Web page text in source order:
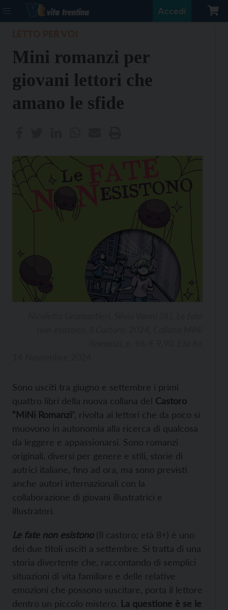
Accedi
Mini romanzi per
giovani lettori che
amano le sfide
Sono usciti tra giugno e settembre i primi
quattro libri della nuova collana del Castoro
“MiNi Romanzi”, rivolta ai lettori che da poco si
muovono in autonomia alla ricerca di qualcosa
da leggere e appassionarsi. Sono romanzi
originali, diversi per genere e stili, storie di
autrici italiane, fino ad ora, ma sono previsti
anche autori internazionali con la
collaborazione di giovani illustratrici e
illustratori.
Le fate non esistono(Il castoro; età 8+) è uno
dei due titoli usciti a settembre. Si tratta di una
storia divertente che, raccontando di semplici
situazioni di vita familiare e delle relative
emozioni che possono suscitare, porta il lettore
dentro un piccolo mistero. La questione è se le